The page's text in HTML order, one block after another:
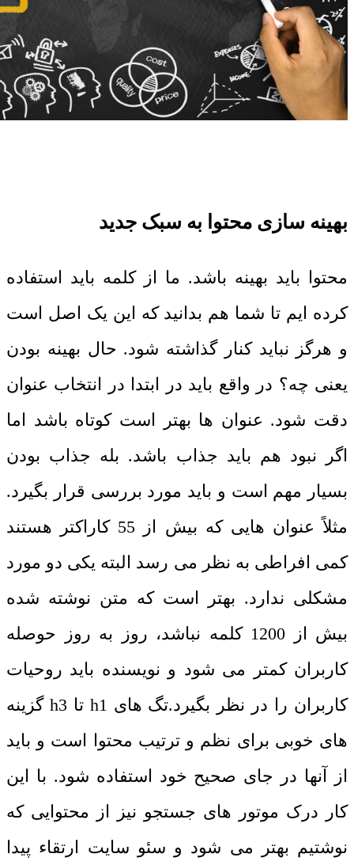
بهینه سازی محتوا به سبک جدید
محتوا باید بهینه باشد. ما از کلمه باید استفاده
کرده ایم تا شما هم بدانید که این یک اصل است
و هرگز نباید کنار گذاشته شود. حال بهینه بودن
یعنی چه؟ در واقع باید در ابتدا در انتخاب عنوان
دقت شود. عنوان ها بهتر است کوتاه باشد اما
اگر نبود هم باید جذاب باشد. بله جذاب بودن
بسیار مهم است و باید مورد بررسی قرار بگیرد.
مثلاً عنوان هایی که بیش از 55 کاراکتر هستند
کمی افراطی به نظر می رسد البته یکی دو مورد
مشکلی ندارد. بهتر است که متن نوشته شده
بیش از 1200 کلمه نباشد، روز به روز حوصله
کاربران کمتر می شود و نویسنده باید روحیات
کاربران را در نظر بگیرد.تگ های h1 تا h3 گزینه
های خوبی برای نظم و ترتیب محتوا است و باید
از آنها در جای صحیح خود استفاده شود. با این
کار درک موتور های جستجو نیز از محتوایی که
نوشتیم بهتر می شود و سئو سایت ارتقاء پیدا